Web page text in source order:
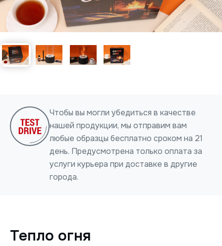
Чтобы вы могли убедиться в качестве
нашей продукции, мы отправим вам
любые образцы бесплатно сроком на 21
день. Предусмотрена только оплата за
услуги курьера при доставке в другие
города.
Тепло огня
Нажимая на кнопку, я даю согласие на обработку